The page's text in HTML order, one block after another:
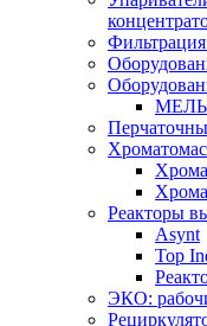
Реакторы
Asynt
Top
ЭКО: